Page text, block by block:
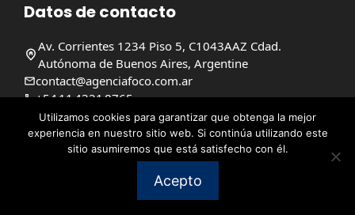
Datos de contacto
Av. Corrientes 1234 Piso 5, C1043AAZ Cdad.
Autónoma de Buenos Aires, Argentine
contact@agenciafoco.com.ar
+54 11 4321 8765
@ 2026 | Reservados todos los derechos |FOCO : AGENCIA
CHAQUEÑA DE NOTICIAS
Avisos legales
Utilizamos cookies para garantizar que obtenga la mejor
experiencia en nuestro sitio web. Si continúa utilizando este
sitio asumiremos que está satisfecho con él.
Acepto